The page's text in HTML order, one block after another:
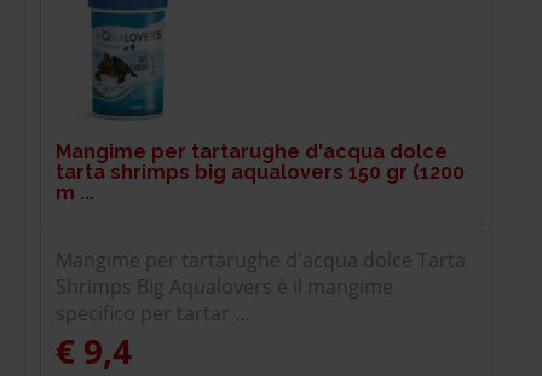
Mangime per tartarughe d'acqua dolce
tarta shrimps big aqualovers 150 gr (1200
m ...
Mangime per tartarughe d'acqua dolce Tarta
Shrimps Big Aqualovers è il mangime
specifico per tartar ...
€ 9,4